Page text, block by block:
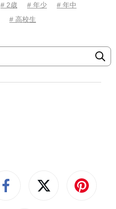
# 2歳 # 年少
# 年中
# 高校生